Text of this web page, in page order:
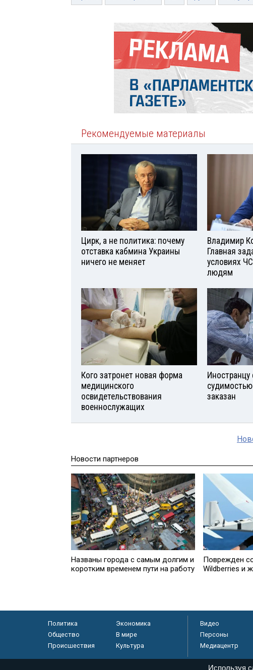
Рекомендуемые материалы
Цирк, а не политика: почему
отставка кабмина Украины
ничего не меняет
Владимир
Главная
условиях
людям
Кого затронет новая форма
медицинского
освидетельствования
военнослужащих
Иностранцу
заказан
Новости партнеров
Названы города с самым долгим и
коротким временем пути на работу
Поврежден
Wildberries и
Политика
Экономика
Общество
В мире
Происшествия
Культура
Видео
Персоны
Медиацентр
Используя